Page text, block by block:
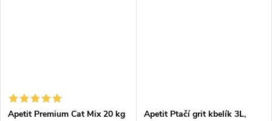
Apetit Premium Cat Mix 20 kg
Apetit Ptačí grit kbelík 3L,